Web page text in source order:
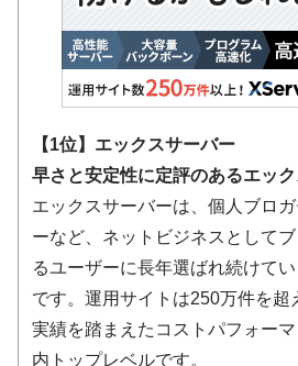
【1位】エックスサーバー
早さと安定性に定評のあるエッ
エックスサーバーは、個人ブロ
ーなど、ネットビジネスとして
るユーザーに長年選ばれ続けて
です。運用サイトは250万件を超
実績を踏まえたコストパフォー
内トップレベルです。